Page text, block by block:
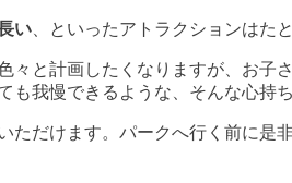
い、といったアトラクションはた
々と計画したくなりますが、お
も我慢できるような、そんな心持
ただけます。パークへ行く前に是